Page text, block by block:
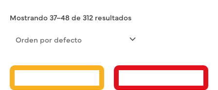
Mostrando 37–48 de 312 resultados